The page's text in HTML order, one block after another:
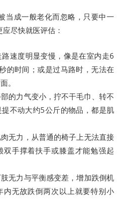
当成一般老化而忽略，只要中一
尽快就医评估：
路速度明显变慢，像是在室内走6
的时间；或是过马路时，无法在
。
的力气变小，拧不干毛巾、转不
不动大约5公斤的物品，都是肌
肉无力，从普通的椅子上无法直接
双手撑着扶手或膝盖才能勉强起
肢无力与平衡感变差，增加跌倒机
内无故跌倒两次以上就要特别小